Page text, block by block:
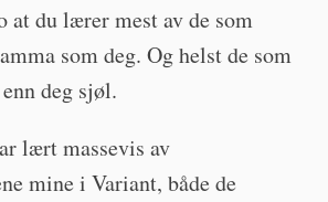
at du lærer mest av de som
som deg. Og helst de som
deg sjøl.
lært massevis av
mine i Variant, både de